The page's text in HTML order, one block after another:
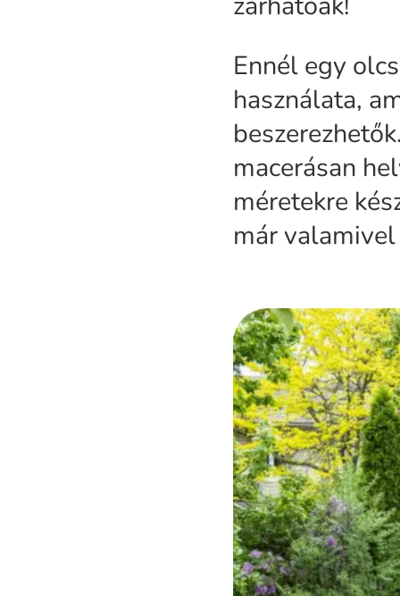
Ennél egy
használata,
macerásan
méretekre
már